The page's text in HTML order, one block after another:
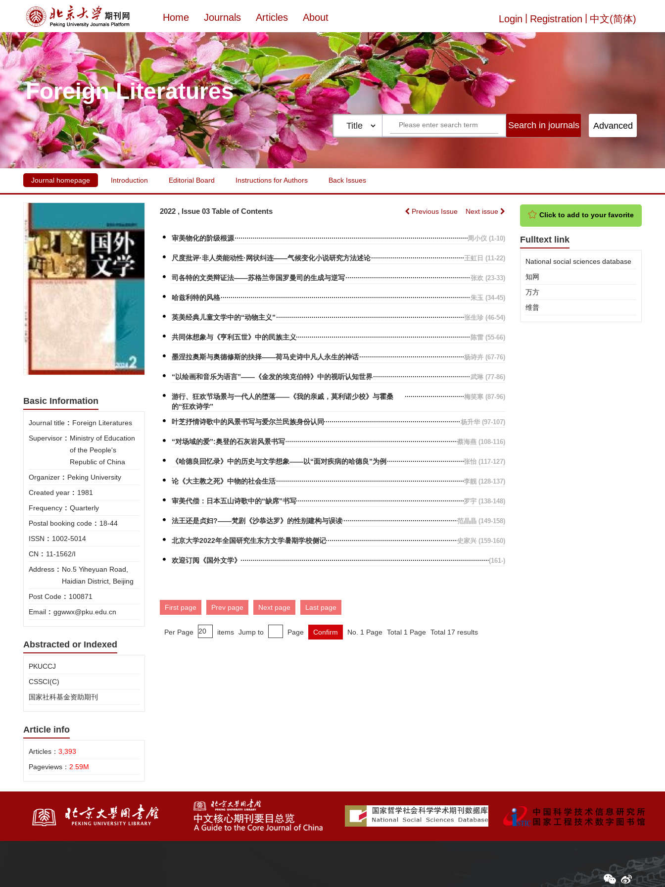
Login Registration 中文(简体)
Home Journals Articles About
Foreign Literatures
Journal homepage Introduction Editorial Board Instructions for Authors Back Issues
Basic Information
Journal title : Foreign Literatures
Supervisor : Ministry of Education
of the People's
Republic of China
Organizer : Peking University
Created year : 1981
Frequency : Quarterly
Postal booking code : 18-44
ISSN : 1002-5014
CN : 11-1562/I
Address : No.5 Yiheyuan Road,
Haidian District, Beijing
Post Code : 100871
Email : ggwwx@pku.edu.cn
Abstracted or Indexed
PKUCCJ
CSSCI(C)
国家社科基金资助期刊
Article info
Articles： 3,393
Pageviews： 2.59M
2022 , Issue 03 Table of Contents Previous Issue Next issue
审美物化的阶级根源 周小仪 (1-10)
尺度批评·非人类能动性·网状纠连——气候变化小说研究方法述论 王虹日 (11-22)
司各特的文类辩证法——苏格兰帝国罗曼司的生成与逆写 张欢 (23-33)
哈兹利特的风格 朱玉 (34-45)
英美经典儿童文学中的“动物主义” 张生珍 (46-54)
共同体想象与《亨利五世》中的民族主义 陈雷 (55-66)
墨涅拉奥斯与奥德修斯的抉择——荷马史诗中凡人永生的神话 杨诗卉 (67-76)
“以绘画和音乐为语言”——《金发的埃克伯特》中的视听认知世界 武琳 (77-86)
游行、狂欢节场景与一代人的堕落——《我的亲戚，莫利诺少校》与霍桑
的“狂欢诗学”
梅笑寒 (87-96)
叶芝抒情诗歌中的风景书写与爱尔兰民族身份认同 杨升华 (97-107)
“对场域的爱”:奥登的石灰岩风景书写 蔡海燕 (108-116)
《哈德良回忆录》中的历史与文学想象——以“面对疾病的哈德良”为例 张怡 (117-127)
论《大主教之死》中物的社会生活 李靓 (128-137)
审美代偿：日本五山诗歌中的“缺席”书写 罗宇 (138-148)
法王还是贞妇?——梵剧《沙恭达罗》的性别建构与误读 范晶晶 (149-158)
北京大学2022年全国研究生东方文学暑期学校侧记 史家兴 (159-160)
欢迎订阅《国外文学》 (161-)
First page Prev page Next page Last page
Per Page items Jump to Page Confirm No. 1 Page Total 1 Page Total 17 results
Click to add to your favorite
Fulltext link
National social sciences database
知网
万方
维普